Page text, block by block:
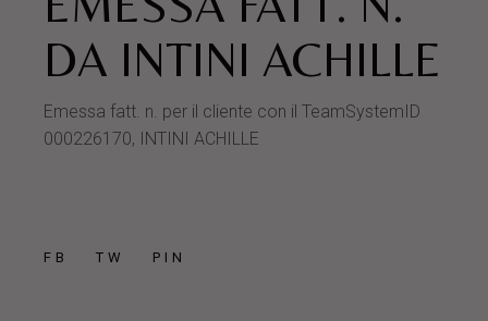
DA INTINI ACHILLE
Emessa fatt. n. per il cliente con il TeamSystemID
000226170, INTINI ACHILLE
FB TW PIN